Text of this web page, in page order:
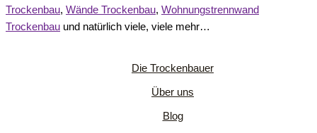
Trockenbau, Wände Trockenbau, Wohnungstrennwand
Trockenbau und natürlich viele, viele mehr…
Die Trockenbauer
Über uns
Blog